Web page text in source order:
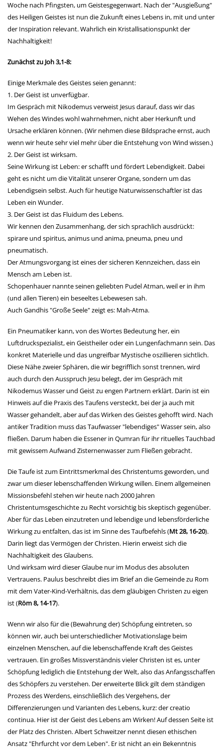
Woche nach Pfingsten, um Geistesgegenwart. Nach der "Ausgießung"
des Heiligen Geistes ist nun die Zukunft eines Lebens in, mit und unter
der Inspiration relevant. Wahrlich ein Kristallisationspunkt der
Nachhaltigkeit!
Zunächst zu Joh 3,1-8:
Einige Merkmale des Geistes seien genannt:
1. Der Geist ist unverfügbar.
Im Gespräch mit Nikodemus verweist Jesus darauf, dass wir das
Wehen des Windes wohl wahrnehmen, nicht aber Herkunft und
Ursache erklären können. (Wir nehmen diese Bildsprache ernst, auch
wenn wir heute sehr viel mehr über die Entstehung von Wind wissen.)
2. Der Geist ist wirksam.
Seine Wirkung ist Leben: er schafft und fördert Lebendigkeit. Dabei
geht es nicht um die Vitalität unserer Organe, sondern um das
Lebendigsein selbst. Auch für heutige Naturwissenschaftler ist das
Leben ein Wunder.
3. Der Geist ist das Fluidum des Lebens.
Wir kennen den Zusammenhang, der sich sprachlich ausdrückt:
spirare und spiritus, animus und anima, pneuma, pneu und
pneumatisch.
Der Atmungsvorgang ist eines der sicheren Kennzeichen, dass ein
Mensch am Leben ist.
Schopenhauer nannte seinen geliebten Pudel Atman, weil er in ihm
(und allen Tieren) ein beseeltes Lebewesen sah.
Auch Gandhis "Große Seele" zeigt es: Mah-Atma.
Ein Pneumatiker kann, von des Wortes Bedeutung her, ein
Luftdruckspezialist, ein Geistheiler oder ein Lungenfachmann sein. Das
konkret Materielle und das ungreifbar Mystische oszillieren sichtlich.
Diese Nähe zweier Sphären, die wir begrifflich sonst trennen, wird
auch durch den Ausspruch Jesu belegt, der im Gespräch mit
Nikodemus Wasser und Geist zu engen Partnern erklärt. Darin ist ein
Hinweis auf die Praxis des Taufens versteckt, bei der ja auch mit
Wasser gehandelt, aber auf das Wirken des Geistes gehofft wird. Nach
antiker Tradition muss das Taufwasser "lebendiges" Wasser sein, also
fließen. Darum haben die Essener in Qumran für ihr rituelles Tauchbad
mit gewissem Aufwand Zisternenwasser zum Fließen gebracht.
Die Taufe ist zum Eintrittsmerkmal des Christentums geworden, und
zwar um dieser lebenschaffenden Wirkung willen. Einem allgemeinen
Missionsbefehl stehen wir heute nach 2000 Jahren
Christentumsgeschichte zu Recht vorsichtig bis skeptisch gegenüber.
Aber für das Leben einzutreten und lebendige und lebensförderliche
Wirkung zu entfalten, das ist im Sinne des Taufbefehls (Mt 28, 16-20).
Darin liegt das Vermögen der Christen. Hierin erweist sich die
Nachhaltigkeit des Glaubens.
Und wirksam wird dieser Glaube nur im Modus des absoluten
Vertrauens. Paulus beschreibt dies im Brief an die Gemeinde zu Rom
mit dem Vater-Kind-Verhältnis, das dem gläubigen Christen zu eigen
ist (Röm 8, 14-17).
Wenn wir also für die (Bewahrung der) Schöpfung eintreten, so
können wir, auch bei unterschiedlicher Motivationslage beim
einzelnen Menschen, auf die lebenschaffende Kraft des Geistes
vertrauen. Ein großes Missverständnis vieler Christen ist es, unter
Schöpfung lediglich die Entstehung der Welt, also das Anfangsschaffen
des Schöpfers zu verstehen. Der erweiterte Blick gilt dem ständigen
Prozess des Werdens, einschließlich des Vergehens, der
Differenzierungen und Varianten des Lebens, kurz: der creatio
continua. Hier ist der Geist des Lebens am Wirken! Auf dessen Seite ist
der Platz des Christen. Albert Schweitzer nennt diesen ethischen
Ansatz "Ehrfurcht vor dem Leben". Er ist nicht an ein Bekenntnis